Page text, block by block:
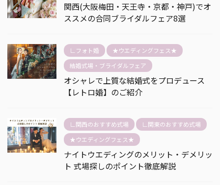
関西(大阪梅田・天王寺・京都・神戸)でオ
ススメの合同ブライダルフェア8選
∟フォト婚
★ウエディングフェス★
結婚式場・ブライダルフェア
オシャレで上質な結婚式をプロデュース
【レトロ婚】のご紹介
∟関西のおすすめ式場
∟関東のおすすめ式場
★ウエディングフェス★
ナイトウエディングのメリット・デメリッ
ト 式場探しのポイント徹底解説